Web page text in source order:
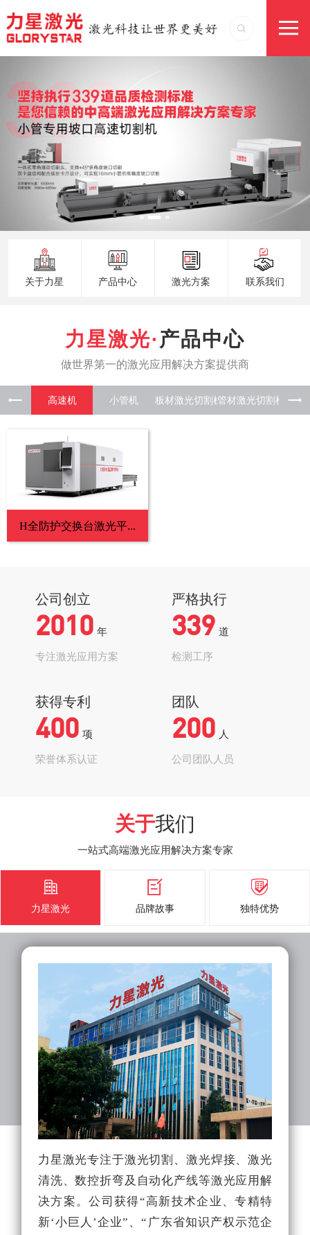
关于力星 产品中心 激光方案 联系我们
产品中心
高速机 小管机 板材激光 管材激光 板管
H全防护交换台激光平...
公司创立
2010 年
专注激光应用方案
严格执行
339 道
检测工序
获得专利
400 项
荣誉体系认证
团队
200 人
公司团队人员
关于我们
一站式高端激光应用解决方案专家

力星激光

品牌故事

独特优势
力星激光专注于激光切割、激光焊接、激光
清洗、数控折弯及自动化产线等激光应用解
决方案。公司获得“高新技术企业、专精特
新‘小巨人’企业”、“广东省知识产权示范企